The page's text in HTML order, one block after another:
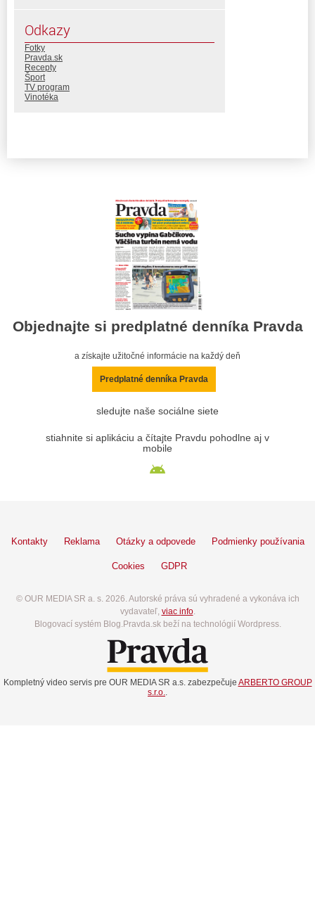
Odkazy
Fotky
Pravda.sk
Recepty
Šport
TV program
Vinotéka
Objednajte si predplatné denníka Pravda
a získajte užitočné informácie na každý deň
Predplatné denníka Pravda
sledujte naše sociálne siete
stiahnite si aplikáciu a čítajte Pravdu pohodlne aj v
mobile
Kontakty Reklama Otázky a odpovede Podmienky používania
Cookies GDPR
© OUR MEDIA SR a. s. 2026. Autorské práva sú vyhradené a vykonáva ich
vydavateľ, viac info.
Blogovací systém Blog.Pravda.sk beží na technológií Wordpress.
Kompletný video servis pre OUR MEDIA SR a.s. zabezpečuje ARBERTO GROUP
s.r.o.